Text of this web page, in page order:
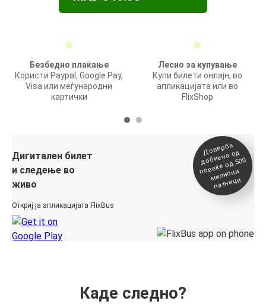
Безбедно плаќање
Користи Paypal, Google Pay,
Visa или меѓународни
картички
Лесно за купување
Купи билети онлајн, во
апликацијата или во
FlixShop
Дигитален билет
и следење во
живо
Откриј ја апликацијата FlixBus
Доверба
добиена о
д
повеќе о
д 500
милиони
патници
Каде следно?